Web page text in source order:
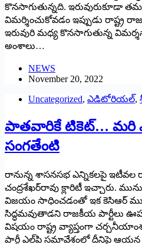
కొనసాగుతున్నది. ఇరువురుకూడా
విమర్శించుకోవడం ఇప్పుడు రాష్ట్ర
ఇరువురి మధ్య కొనసాగుతున్న
అంశాలు…
NEWS
November 20, 2022
Uncategorized, ఎడిటోరియల్,
పాతవారికే టికెట్‌…‌ మరి
సంగతేంటి
రానున్న శాసనసభ ఎన్నికలపై ఇటీవల
చంద్రశేఖర్‌రావు క్లారిటీ ఇచ్చారు.
విజయం సాధించడంతో ఇక కెసిఆర్‌
సిద్ధమవుతాడని రాజకీయ పార్టీలు
విషయం రాష్ట్ర వ్యాప్తంగా
పార్టీ ఎల్‌పి సమావేశంలో దీనిపై ఆయన